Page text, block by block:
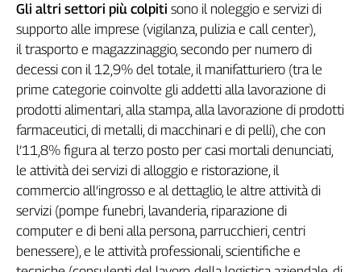
Abruzzo-
Molise
Alto
Adige
Basilicata
Calabria
Emilia-
Romagna
Friuli
Venezia
Giulia
Lazio
Gli altri settori più colpiti sono il noleggio e servizi di
supporto alle imprese (vigilanza, pulizia e call center),
il trasporto e magazzinaggio, secondo per numero di
decessi con il 12,9% del totale, il manifatturiero (tra le
prime categorie coinvolte gli addetti alla lavorazione di
prodotti alimentari, alla stampa, alla lavorazione di prodotti
farmaceutici, di metalli, di macchinari e di pelli), che con
l’11,8% figura al terzo posto per casi mortali denunciati,
le attività dei servizi di alloggio e ristorazione, il
commercio all’ingrosso e al dettaglio, le altre attività di
servizi (pompe funebri, lavanderia, riparazione di
computer e di beni alla persona, parrucchieri, centri
benessere), e le attività professionali, scientifiche e